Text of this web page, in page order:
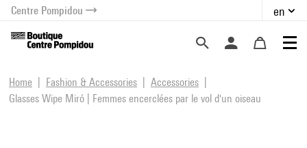
menu
content
Centre Pompidou en
Home Fashion & Accessories
Accessories
Glasses Wipe Miró | Femmes encerclées par le vol d'un oiseau